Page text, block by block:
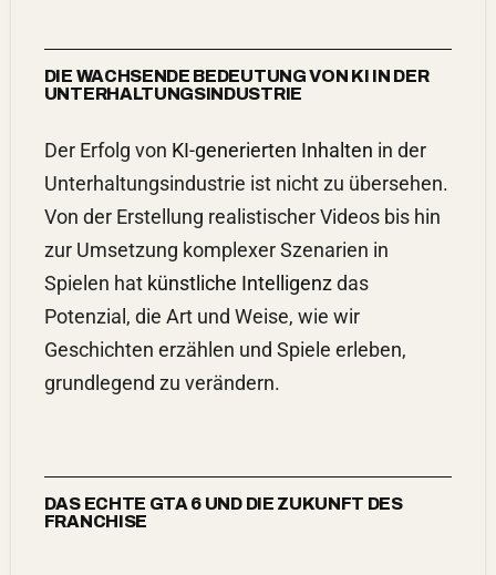
DIE WACHSENDE BEDEUTUNG VON KI IN DER
UNTERHALTUNGSINDUSTRIE
Der Erfolg von KI-generierten Inhalten in der
Unterhaltungsindustrie ist nicht zu übersehen.
Von der Erstellung realistischer Videos bis hin
zur Umsetzung komplexer Szenarien in
Spielen hat künstliche Intelligenzdas
Potenzial, die Art und Weise, wie wir
Geschichten erzählen und Spiele erleben,
grundlegend zu verändern.
DAS ECHTE GTA 6 UND DIE ZUKUNFT DES
FRANCHISE